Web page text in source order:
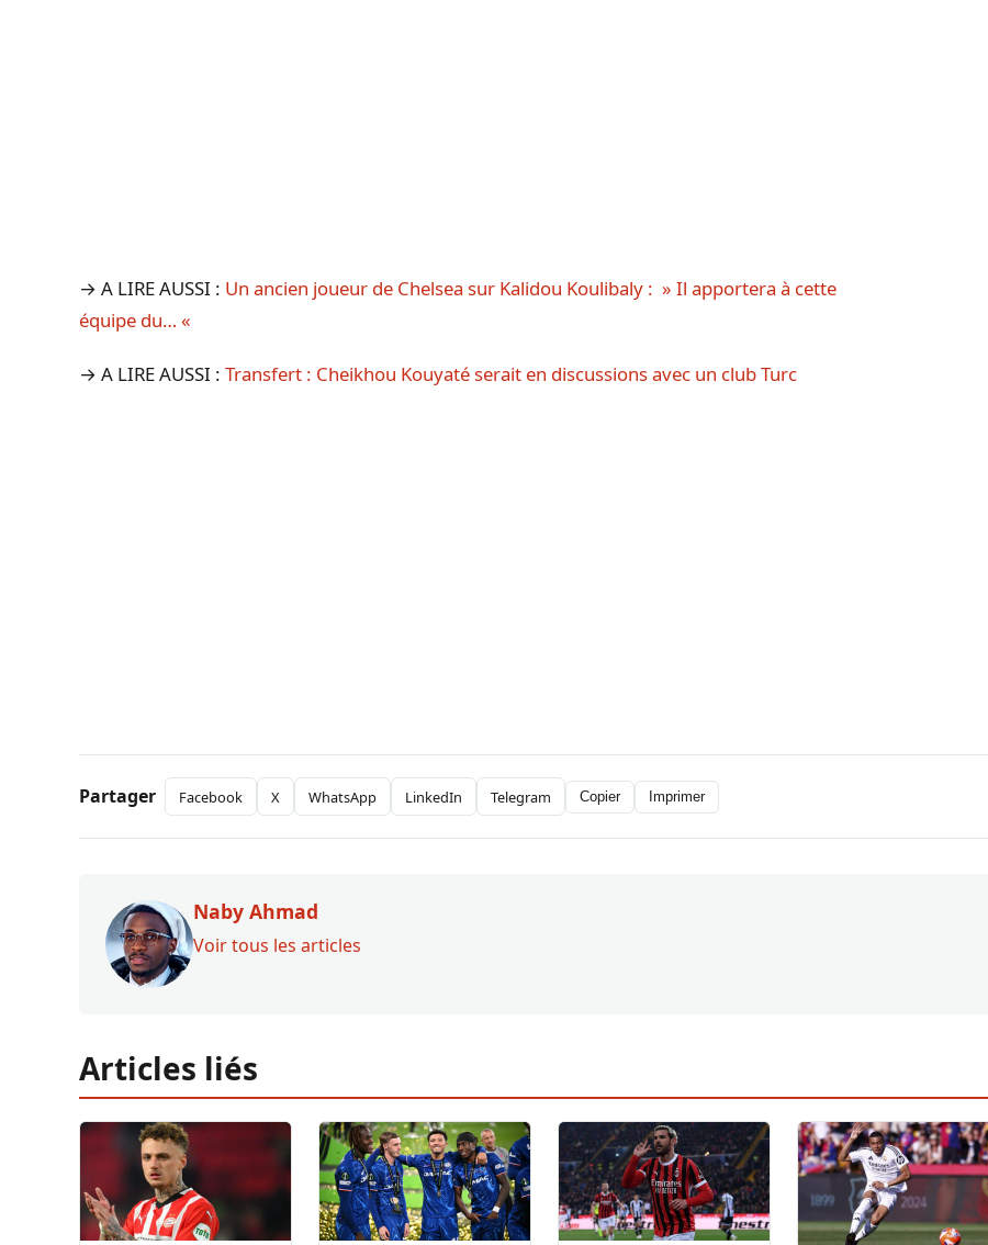
→ A LIRE AUSSI : Un ancien joueur de Chelsea sur Kalidou Koulibaly : » Il apportera à cette
équipe du… «
→ A LIRE AUSSI : Transfert : Cheikhou Kouyaté serait en discussions avec un club Turc
Partager Facebook X WhatsApp LinkedIn Telegram Copier Imprimer
Naby Ahmad
Voir tous les articles
Articles liés